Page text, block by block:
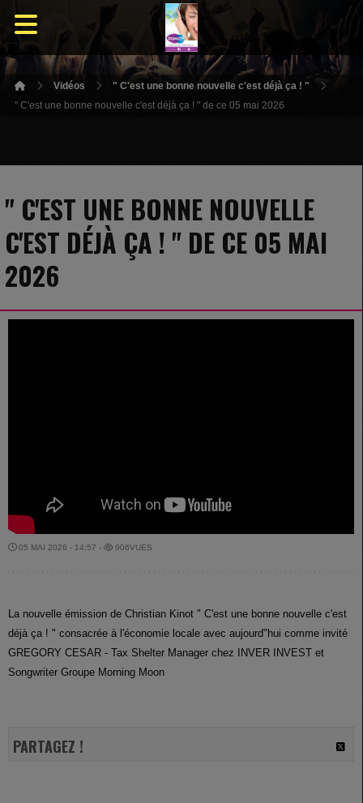
Vidéos
" C'est une bonne nouvelle c'est déjà ça ! "
" C'est une bonne nouvelle c'est déjà ça ! " de ce 05 mai 2026
" C'EST UNE BONNE NOUVELLE
C'EST DÉJÀ ÇA ! " DE CE 05 MAI
2026
05 MAI 2026 - 14:57 - 906VUES
La nouvelle émission de Christian Kinot " C'est une bonne nouvelle c'est
déjà ça ! " consacrée à l'économie locale avec aujourd"hui comme invité
GREGORY CESAR - Tax Shelter Manager chez INVER INVEST et
Songwriter Groupe Morning Moon
PARTAGEZ !